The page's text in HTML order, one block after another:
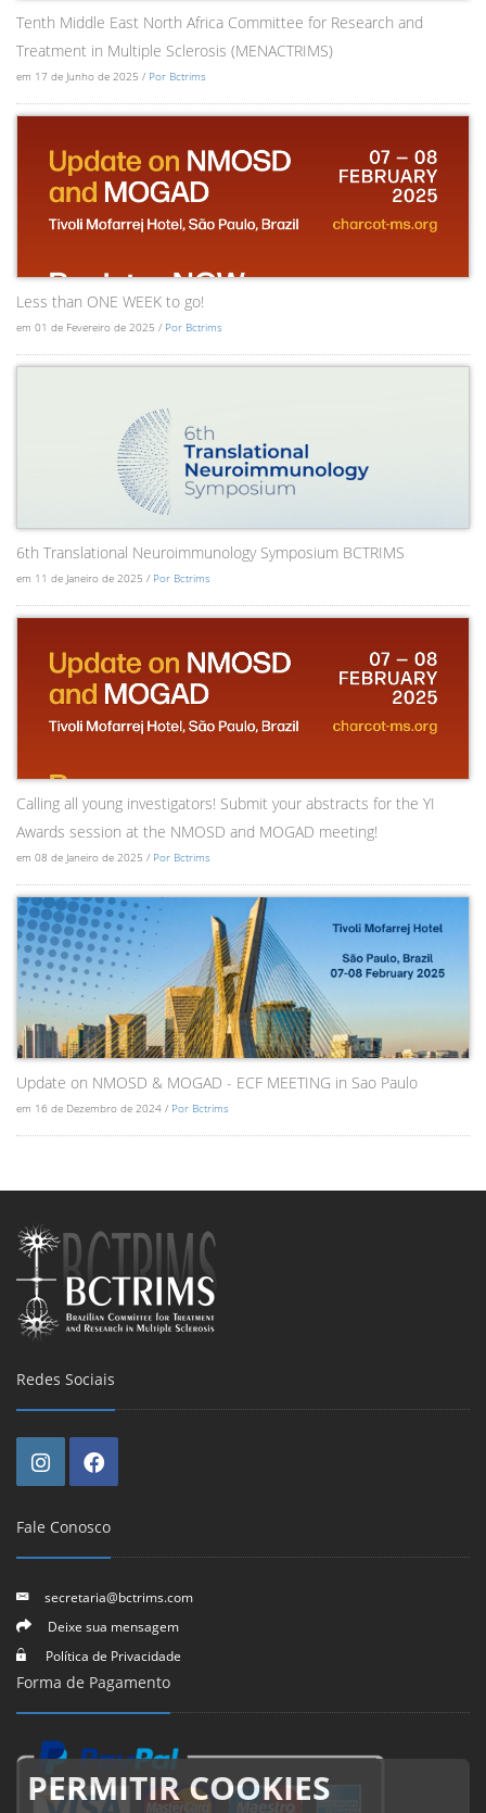
Tenth Middle East North Africa Committee for Research and
Treatment in Multiple Sclerosis (MENACTRIMS)
em 17 de Junho de 2025 / Por Bctrims
Less than ONE WEEK to go!
em 01 de Fevereiro de 2025 / Por Bctrims
6th Translational Neuroimmunology Symposium BCTRIMS
em 11 de Janeiro de 2025 / Por Bctrims
Calling all young investigators! Submit your abstracts for the YI
Awards session at the NMOSD and MOGAD meeting!
em 08 de Janeiro de 2025 / Por Bctrims
Update on NMOSD & MOGAD - ECF MEETING in Sao Paulo
em 16 de Dezembro de 2024 / Por Bctrims
Redes Sociais
Fale Conosco
secretaria@bctrims.com
Deixe sua mensagem
Política de Privacidade
Forma de Pagamento
PERMITIR COOKIES